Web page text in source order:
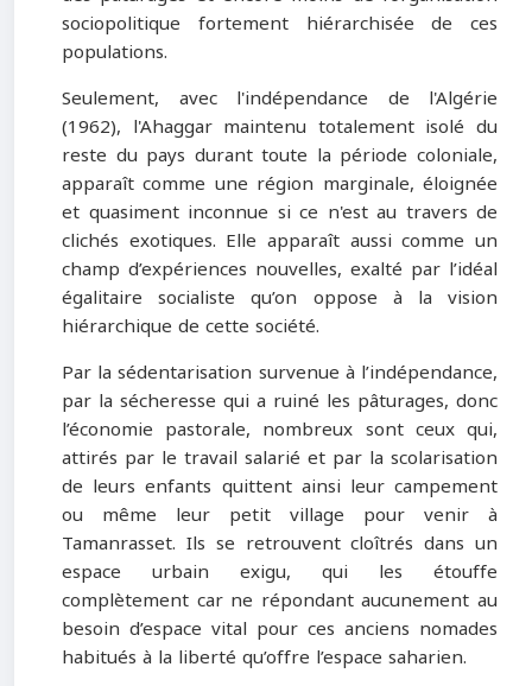
sociopolitique fortement hiérarchisée de ces
populations.
Seulement, avec l'indépendance de l'Algérie
(1962), l'Ahaggar maintenu totalement isolé du
reste du pays durant toute la période coloniale,
apparaît comme une région marginale, éloignée
et quasiment inconnue si ce n'est au travers de
clichés exotiques. Elle apparaît aussi comme un
champ d’expériences nouvelles, exalté par l’idéal
égalitaire socialiste qu’on oppose à la vision
hiérarchique de cette société.
Par la sédentarisation survenue à l’indépendance,
par la sécheresse qui a ruiné les pâturages, donc
l’économie pastorale, nombreux sont ceux qui,
attirés par le travail salarié et par la scolarisation
de leurs enfants quittent ainsi leur campement
ou même leur petit village pour venir à
Tamanrasset. Ils se retrouvent cloîtrés dans un
espace urbain exigu, qui les étouffe
complètement car ne répondant aucunement au
besoin d’espace vital pour ces anciens nomades
habitués à la liberté qu’offre l’espace saharien.